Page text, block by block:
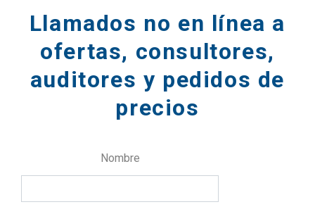
Llamados no en línea a
ofertas, consultores,
auditores y pedidos de
precios
Nombre